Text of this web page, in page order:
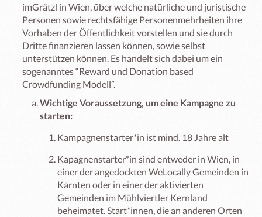
imGrätzl in Wien, über welche natürliche und juristische
Personen sowie rechtsfähige Personenmehrheiten ihre
Vorhaben der Öffentlichkeit vorstellen und sie durch
Dritte finanzieren lassen können, sowie selbst
unterstützen können. Es handelt sich dabei um ein
sogenanntes “Reward und Donation based
Crowdfunding Modell”.
Wichtige Voraussetzung, um eine Kampagne zu
starten:
Kampagnenstarter*in ist mind. 18 Jahre alt
Kapagnenstarter*in sind entweder in Wien, in
einer der angedockten WeLocally Gemeinden in
Kärnten oder in einer der aktivierten
Gemeinden im Mühlviertler Kernland
beheimatet. Start*innen, die an anderen Orten